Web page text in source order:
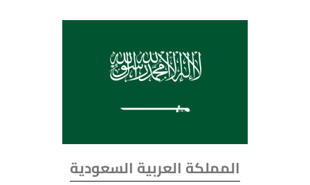
المملكة العربية السعودية